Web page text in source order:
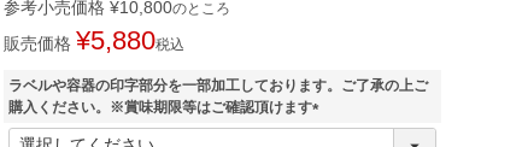
参考小売価格 ¥10,800のところ
販売価格 ¥5,880税込
ラベルや容器の印字部分を一部加工しております。ご了承の上ご
購入ください。※賞味期限等はご確認頂けます
(